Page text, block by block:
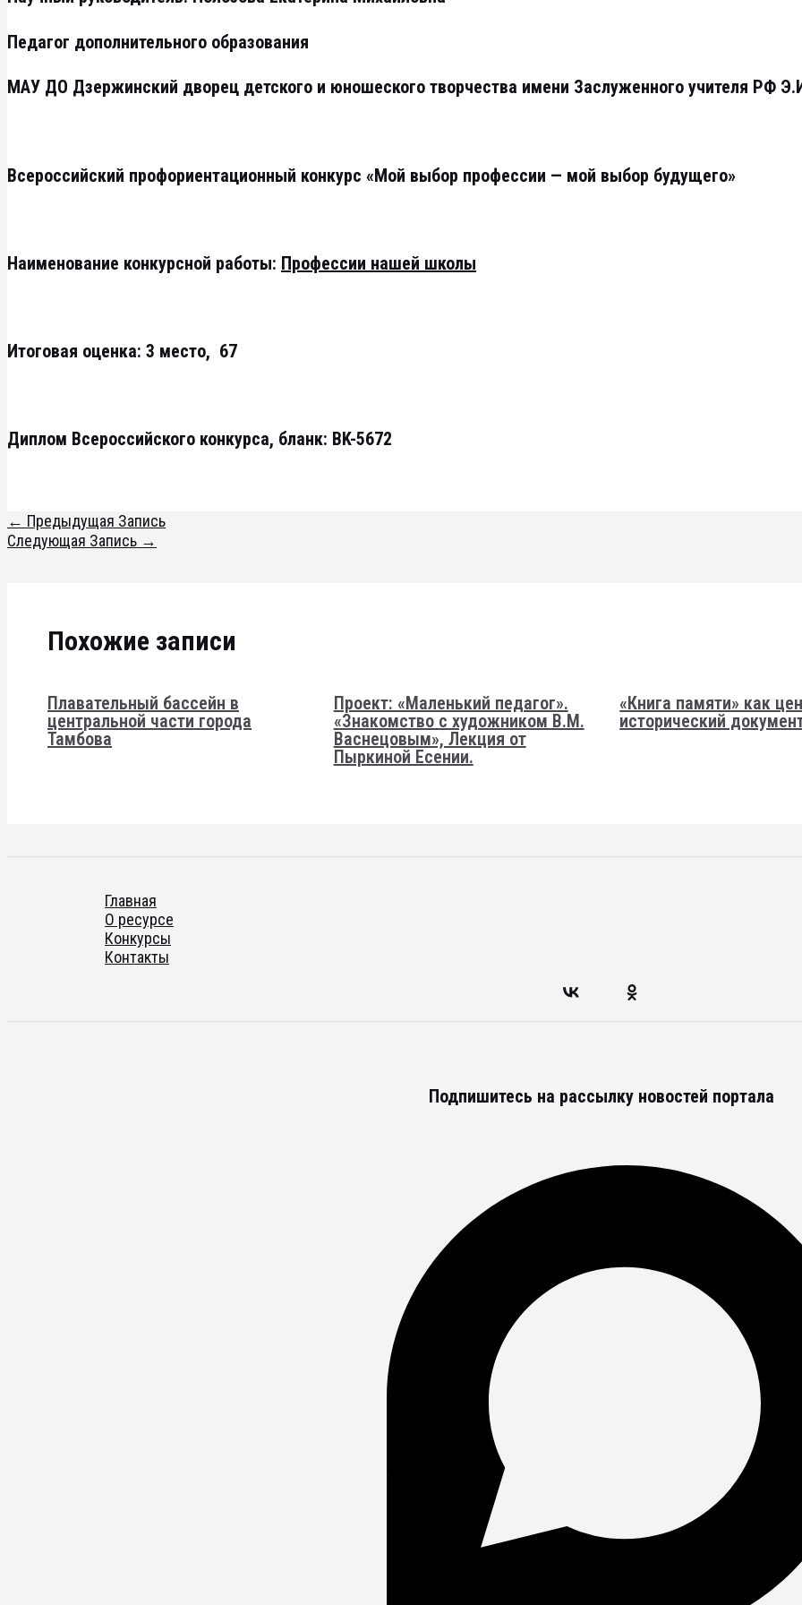
Педагог дополнительного образования
МАУ ДО Дзержинский дворец детского и юношеского творчества имени Заслуженного учителя РФ
Всероссийский профориентационный конкурс «Мой выбор профессии — мой выбор будущего»
Наименование конкурсной работы: Профессии нашей школы
Итоговая оценка: 3 место, 67
Диплом Всероссийского конкурса, бланк: BK-5672
← Предыдущая Запись
Следующая Запись →
Похожие записи
Плавательный бассейн в
центральной части города
Тамбова
Проект: «Маленький педагог».
«Знакомство с художником В.М.
Васнецовым», Лекция от
Пыркиной Есении.
«Книга памяти» как
исторический
Главная
О ресурсе
Конкурсы
Контакты
Подпишитесь на рассылку новостей портала